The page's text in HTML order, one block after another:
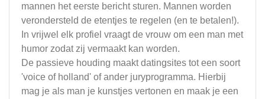
mannen het eerste bericht sturen. Mannen worden
verondersteld de etentjes te regelen (en te betalen!).
In vrijwel elk profiel vraagt de vrouw om een man met
humor zodat zij vermaakt kan worden.
De passieve houding maakt datingsites tot een soort
'voice of holland' of ander juryprogramma. Hierbij
mag je als man je kunstjes vertonen en maak je een